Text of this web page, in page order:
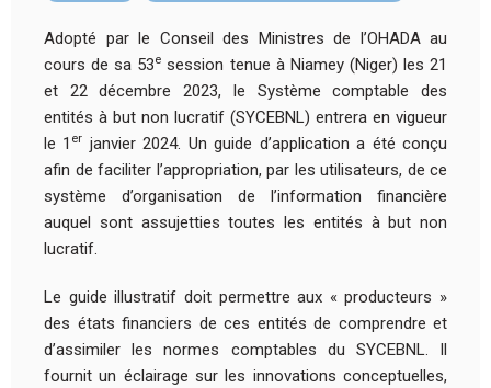
Adopté par le Conseil des Ministres de l’OHADA au
cours de sa 53e session tenue à Niamey (Niger) les 21
et 22 décembre 2023, le Système comptable des
entités à but non lucratif (SYCEBNL) entrera en vigueur
le 1 er janvier 2024. Un guide d’application a été conçu
afin de faciliter l’appropriation, par les utilisateurs, de ce
système d’organisation de l’information financière
auquel sont assujetties toutes les entités à but non
lucratif.
Le guide illustratif doit permettre aux « producteurs »
des états financiers de ces entités de comprendre et
d’assimiler les normes comptables du SYCEBNL. Il
fournit un éclairage sur les innovations conceptuelles,